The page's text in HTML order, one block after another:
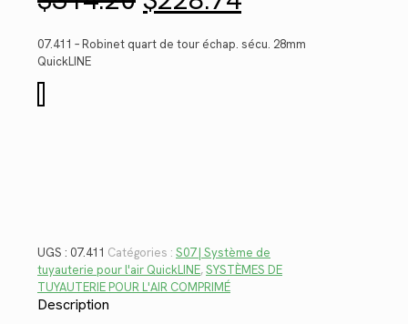
prix
initial
était :
prix
actuel
est :
07.411 – Robinet quart de tour échap. sécu. 28mm
QuickLINE
de
UGS : 07.411 Catégories : S07 | Système de
tuyauterie pour l'air QuickLINE,SYSTÈMES DE
TUYAUTERIE POUR L'AIR COMPRIMÉ
Description